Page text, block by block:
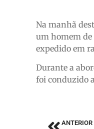
Na manhã
um homem
expedido em
Durante a
foi conduzido
ANTERIOR